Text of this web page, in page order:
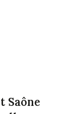
Saône